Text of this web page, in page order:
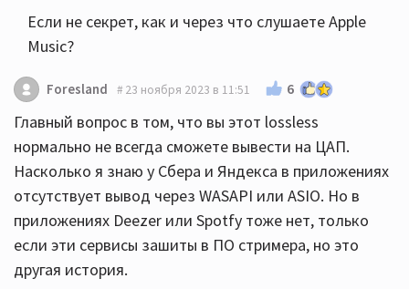
Если не секрет, как и через что слушаете Apple
Music?
Foresland 23 ноября 2023 в 11:51 6
Главный вопрос в том, что вы этот lossless
нормально не всегда сможете вывести на ЦАП.
Насколько я знаю у Сбера и Яндекса в приложениях
отсутствует вывод через WASAPI или ASIO. Но в
приложениях Deezer или Spotfy тоже нет, только
если эти сервисы зашиты в ПО стримера, но это
другая история.